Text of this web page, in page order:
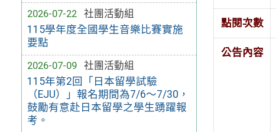
2026-07-22
社團活動組
115學年度全國學生音樂比賽實施
要點
2026-07-09
社團活動組
115年第2回「日本留學試驗
（EJU）」報名期間為7/6～7/30，
鼓勵有意赴日本留學之學生踴躍報
考。
點閱次數
公告內容